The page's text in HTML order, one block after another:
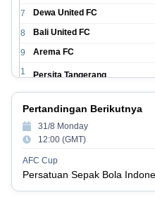
7
Dewa United FC
8
Bali United FC
9
Arema FC
1
Persita Tangerang
1
1
2
Persik Kediri
3
Persijap Jepara
1
4
Pertandingan Berikutnya
31/8 Monday
12:00 (GMT)
AFC Cup